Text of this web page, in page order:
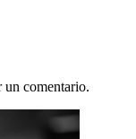
un comentario.